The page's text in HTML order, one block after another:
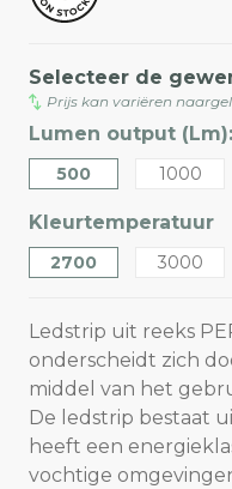
Selecteer de
Prijs kan variëren
Lumen output (Lm):
500
1000
Kleurtemperatuur
2700 3000
Ledstrip uit reeks
onderscheidt zich
middel van het
De ledstrip bestaat
heeft een
vochtige